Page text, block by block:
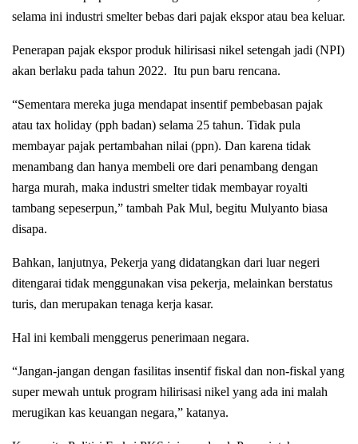
selama ini industri smelter bebas dari pajak ekspor atau bea keluar.
Penerapan pajak ekspor produk hilirisasi nikel setengah jadi (NPI)
akan berlaku pada tahun 2022. Itu pun baru rencana.
“Sementara mereka juga mendapat insentif pembebasan pajak
atau tax holiday (pph badan) selama 25 tahun. Tidak pula
membayar pajak pertambahan nilai (ppn). Dan karena tidak
menambang dan hanya membeli ore dari penambang dengan
harga murah, maka industri smelter tidak membayar royalti
tambang sepeserpun,” tambah Pak Mul, begitu Mulyanto biasa
disapa.
Bahkan, lanjutnya, Pekerja yang didatangkan dari luar negeri
ditengarai tidak menggunakan visa pekerja, melainkan berstatus
turis, dan merupakan tenaga kerja kasar.
Hal ini kembali menggerus penerimaan negara.
“Jangan-jangan dengan fasilitas insentif fiskal dan non-fiskal yang
super mewah untuk program hilirisasi nikel yang ada ini malah
merugikan kas keuangan negara,” katanya.